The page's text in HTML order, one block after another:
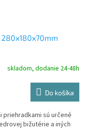
skladom, dodanie 24-48h
Do košíka
sú určené
bižutérie a iných